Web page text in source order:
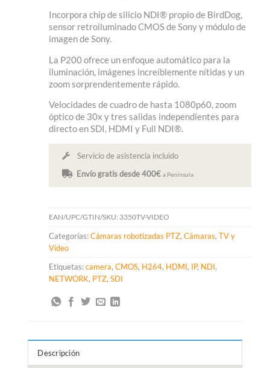
Incorpora chip de silicio NDI® propio de BirdDog,
sensor retroiluminado CMOS de Sony y módulo de
imagen de Sony.
La P200 ofrece un enfoque automático para la
iluminación, imágenes increíblemente nítidas y un
zoom sorprendentemente rápido.
Velocidades de cuadro de hasta 1080p60, zoom
óptico de 30x y tres salidas independientes para
directo en SDI, HDMI y Full NDI®.
Servicio de asistencia incluido
Envío gratis desde 400€a Península
EAN/UPC/GTIN/SKU: 3350TV-VIDEO
Categorías:Cámaras robotizadas PTZ,Cámaras,TV y
Vídeo
Etiquetas:camera,CMOS, H264, HDMI, IP, NDI,
NETWORK, PTZ,SDI
Descripción